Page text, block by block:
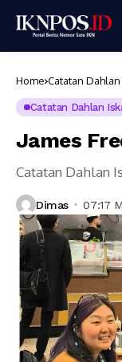
Home Catatan
Catatan Dahlan
James
Catatan Dahlan
Dimas 07:17